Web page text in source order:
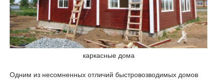
каркасные дома
Одним из несомненных отличий быстровозводимых домов